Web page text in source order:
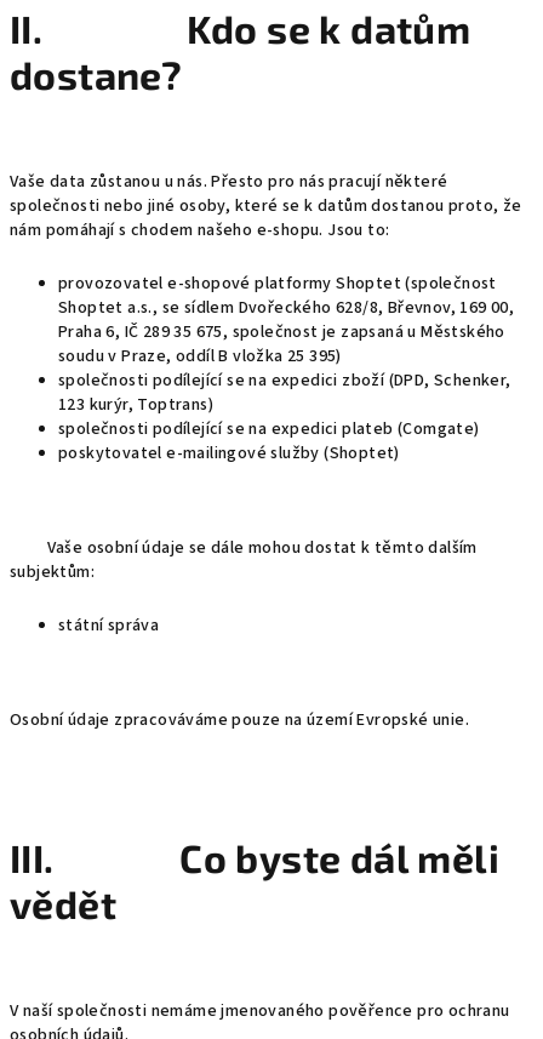
II. Kdo se k datům
dostane?
Vaše data zůstanou u nás. Přesto pro nás pracují některé
společnosti nebo jiné osoby, které se k datům dostanou proto, že
nám pomáhají s chodem našeho e-shopu. Jsou to:
provozovatel e-shopové platformy Shoptet (společnost
Shoptet a.s., se sídlem Dvořeckého 628/8, Břevnov, 169 00,
Praha 6, IČ 289 35 675, společnost je zapsaná u Městského
soudu v Praze, oddíl B vložka 25 395)
společnosti podílející se na expedici zboží (DPD, Schenker,
123 kurýr, Toptrans)
společnosti podílející se na expedici plateb (Comgate)
poskytovatel e-mailingové služby (Shoptet)
Vaše osobní údaje se dále mohou dostat k těmto dalším
subjektům:
státní správa
Osobní údaje zpracováváme pouze na území Evropské unie.
III. Co byste dál měli
vědět
V naší společnosti nemáme jmenovaného pověřence pro ochranu